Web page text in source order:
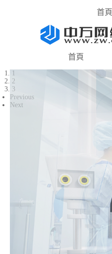
首頁
首頁
1
2
3
Previous
Next